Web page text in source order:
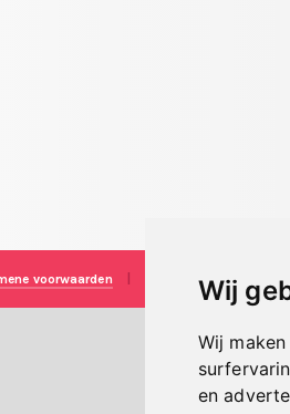
Wij
Wij
en
voorwaarden Disclaimer |